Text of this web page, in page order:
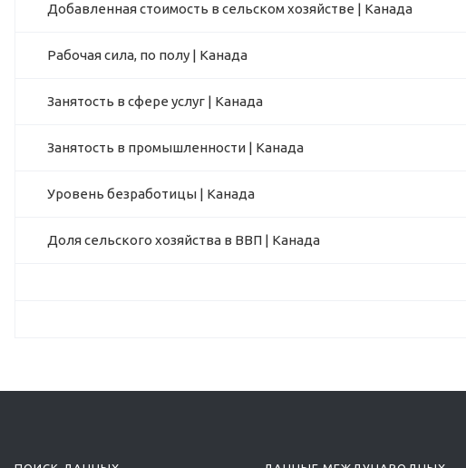
Добавленная стоимость в сельском хозяйстве | Канада
Рабочая сила, по полу | Канада
Занятость в сфере услуг | Канада
Занятость в промышленности | Канада
Уровень безработицы | Канада
Доля сельского хозяйства в ВВП | Канада